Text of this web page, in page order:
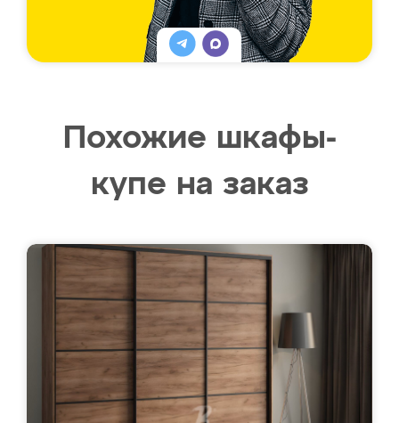
Похожие шкафы-
купе на заказ